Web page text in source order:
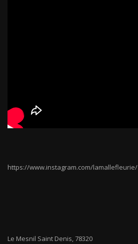
https://www.instagram.com/lamallefleurie/
Le Mesnil Saint Denis,78320